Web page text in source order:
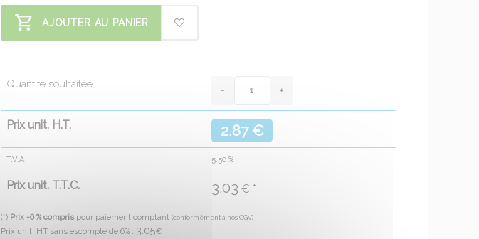
AJOUTER AU PANIER
Quantité souhaitée
Prix unit. H.T. 2.87 €
T.V.A. 5.50 %
Prix unit. T.T.C. 3.03 € *
(*) Prix -6 % compris pour paiement comptant (conformément à nos CGV)
Prix unit. HT sans escompte de 6% : 3.05€